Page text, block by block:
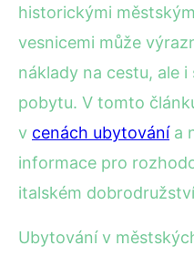
historickými
vesnicemi může
náklady na cestu, ale
pobytu. V tomto
v cenách ubytovánía
informace pro
italském
Ubytování v